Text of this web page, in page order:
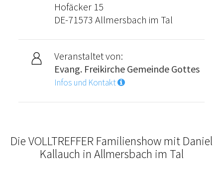
Hofäcker 15
DE-71573 Allmersbach im Tal
Veranstaltet von:
Evang. Freikirche Gemeinde Gottes
Infos und Kontakt
Die VOLLTREFFER Familienshow mit Daniel
Kallauch in Allmersbach im Tal